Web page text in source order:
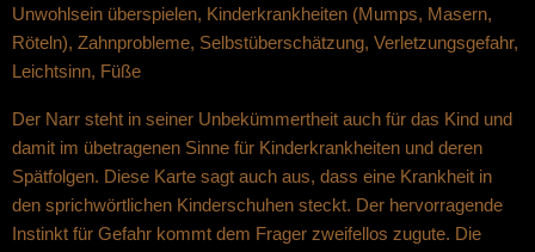
Unwohlsein überspielen, Kinderkrankheiten (Mumps, Masern,
Röteln), Zahnprobleme, Selbstüberschätzung, Verletzungsgefahr,
Leichtsinn, Füße
Der Narr steht in seiner Unbekümmertheit auch für das Kind und
damit im übetragenen Sinne für Kinderkrankheiten und deren
Spätfolgen. Diese Karte sagt auch aus, dass eine Krankheit in
den sprichwörtlichen Kinderschuhen steckt. Der hervorragende
Instinkt für Gefahr kommt dem Frager zweifellos zugute. Die